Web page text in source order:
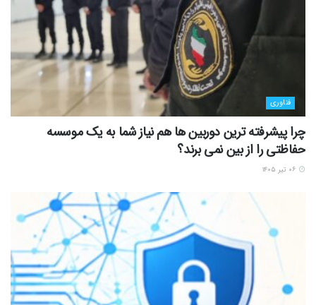
فناوری
چرا پیشرفته ترین دوربین ها هم نیاز شما به یک موسسه
حفاظتی را از بین نمی برند؟